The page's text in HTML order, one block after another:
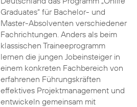
Graduates“ für Bachelor- und
Master-Absolventen verschiedener
Fachrichtungen. Anders als beim
klassischen Traineeprogramm
lernen die jungen Jobeinsteiger in
einem konkreten Fachbereich von
erfahrenen Führungskräften
effektives Projektmanagement und
entwickeln gemeinsam mit